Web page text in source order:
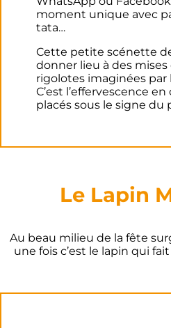
moment unique avec
tata…
Cette petite scénette
donner lieu à des mises
rigolotes imaginées par
C’est l’effervescence
placés sous le signe du
Le Lapin
Au beau milieu de la fête
une fois c’est le lapin qui